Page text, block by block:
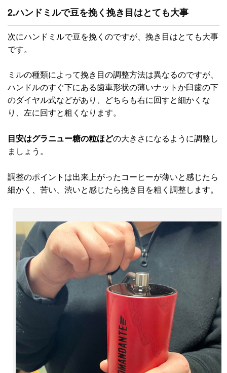
2.ハンドミルで豆を挽く挽き目はとても大事
次にハンドミルで豆を挽くのですが、挽き目はとても大事
です。
ミルの種類によって挽き目の調整方法は異なるのですが、
ハンドルのすぐ下にある歯車形状の薄いナットか臼歯の下
のダイヤル式などがあり、どちらも右に回すと細かくな
り、左に回すと粗くなります。
目安はグラニュー糖の粒ほどの大きさになるように調整し
ましょう。
調整のポイントは出来上がったコーヒーが薄いと感じたら
細かく、苦い、渋いと感じたら挽き目を粗く調整します。